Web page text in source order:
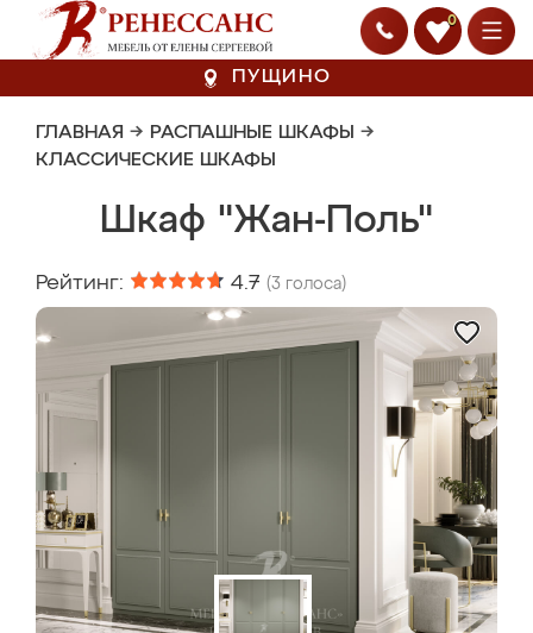
0
ПУЩИНО
ГЛАВНАЯ → РАСПАШНЫЕ ШКАФЫ →
КЛАССИЧЕСКИЕ ШКАФЫ
Шкаф "Жан-Поль"
Рейтинг: 4.7 (3 голоса)